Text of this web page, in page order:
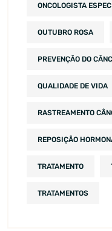
ONCOLOGISTA
OUTUBRO ROSA
PREVENÇÃO DO
QUALIDADE DE VIDA
RASTREAMENTO
REPOSIÇÃO
TRATAMENTO
TRATAMENTOS